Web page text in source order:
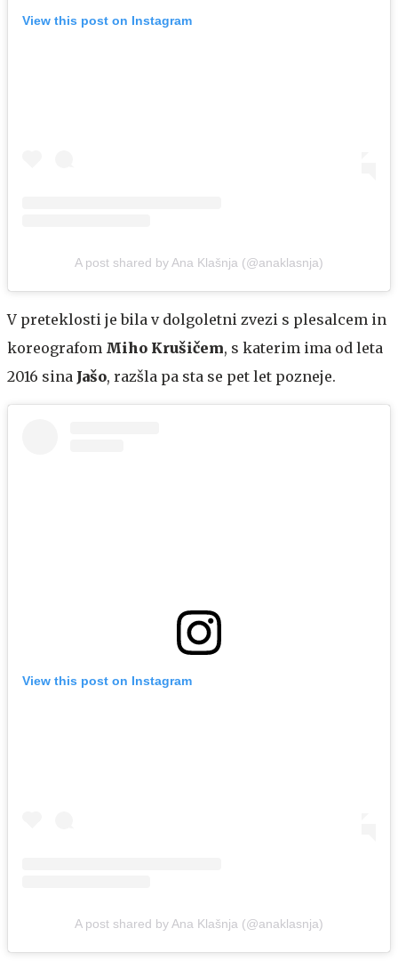
View this post on Instagram
A post shared by Ana Klašnja (@anaklasnja)
V preteklosti je bila v dolgoletni zvezi s plesalcem in
koreografom Miho Krušičem, s katerim ima od leta
2016 sina Jašo, razšla pa sta se pet let pozneje.
View this post on Instagram
A post shared by Ana Klašnja (@anaklasnja)